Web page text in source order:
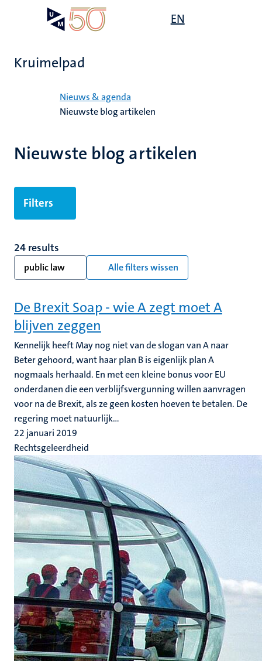
inhoud
EN
Kruimelpad
Nieuws & agenda
Nieuwste blog artikelen
Nieuwste blog artikelen
Filters
24 results
public law Alle filters wissen
De Brexit Soap - wie A zegt moet A
blijven zeggen
Kennelijk heeft May nog niet van de slogan van A naar
Beter gehoord, want haar plan B is eigenlijk plan A
nogmaals herhaald. En met een kleine bonus voor EU
onderdanen die een verblijfsvergunning willen aanvragen
voor na de Brexit, als ze geen kosten hoeven te betalen. De
regering moet natuurlijk...
22 januari 2019
Rechtsgeleerdheid